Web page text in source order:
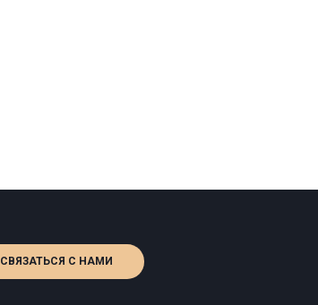
СВЯЗАТЬСЯ С НАМИ